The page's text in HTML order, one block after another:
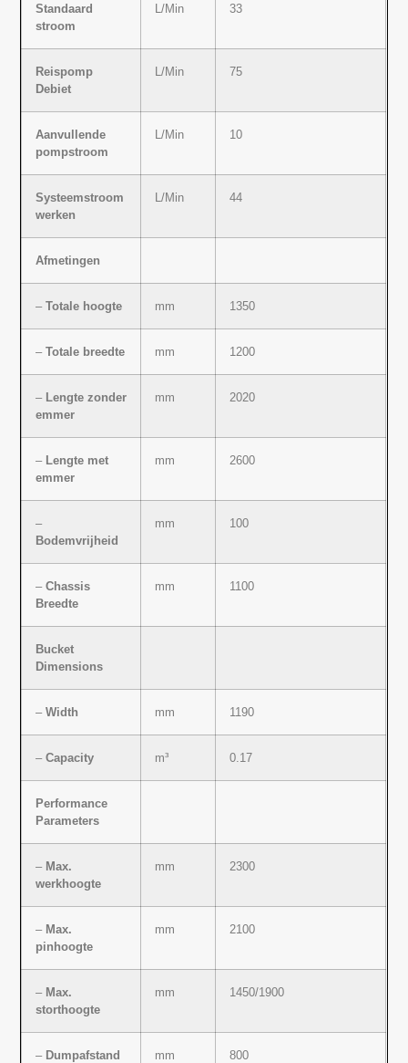
Standaard
stroom
L/Min 33
Reispomp
Debiet
L/Min 75
Aanvullende
pompstroom
L/Min 10
Systeemstroom
werken
L/Min 44
Afmetingen
–Totale hoogte mm 1350
–Totale breedte mm 1200
– Lengte zonder
emmer
mm 2020
– Lengte met
emmer
mm 2600
–
Bodemvrijheid
mm 100
–Chassis
Breedte
mm 1100
Bucket
Dimensions
–Width mm 1190
–Capacity m³ 0.17
Performance
Parameters
– Max.
werkhoogte
mm 2300
– Max.
pinhoogte
mm 2100
– Max.
storthoogte
mm 1450/1900
– Dumpafstand
mm 800